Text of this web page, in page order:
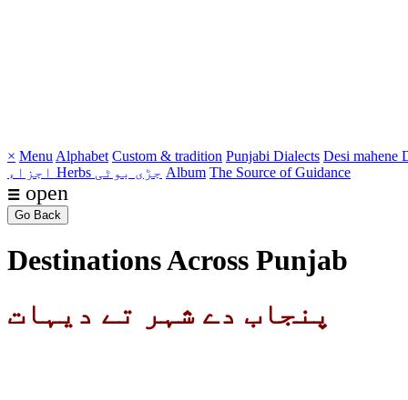
× Menu Alphabet Custom & tradition Punjabi Dialects Desi mahene
Herbs جڑی بوٹی Album The Source of Guidance
☰ open
Go Back
Destinations Across Punjab
پنجاب دے شہر تے دیہات